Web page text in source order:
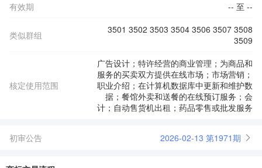
有效期
-- 至 --
类似群组
3501 3502 3503 3504 3506 3507 3508
3509
核定使用范围
广告设计；特许经营的商业管理；为商品和
服务的买卖双方提供在线市场；市场营销；
职业介绍；在计算机数据库中更新和维护数
据；餐馆外卖和送餐的在线预订服务；会
计；自动售货机出租；药品零售或批发服务
初审公告 2026-02-13 第1971期